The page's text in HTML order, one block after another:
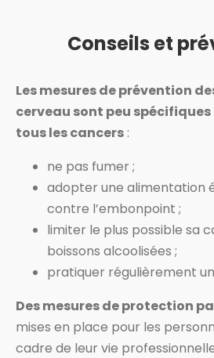
Conseils et
Les mesures de prévention
cerveau sont peu
tous les cancers :
ne pas fumer ;
adopter une alimentation
contre l’embonpoint ;
limiter le plus possible sa
boissons alcoolisées ;
pratiquer régulièrement
Des mesures de protection
mises en place pour les
cadre de leur vie